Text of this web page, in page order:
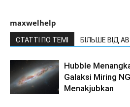
maxwelhelp
СТАТТІ ПО ТЕМІ БІЛЬШЕ ВІД
Hubble
Galaksi Miring
Menakjubkan